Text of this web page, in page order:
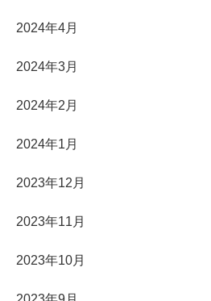
2024年4月
2024年3月
2024年2月
2024年1月
2023年12月
2023年11月
2023年10月